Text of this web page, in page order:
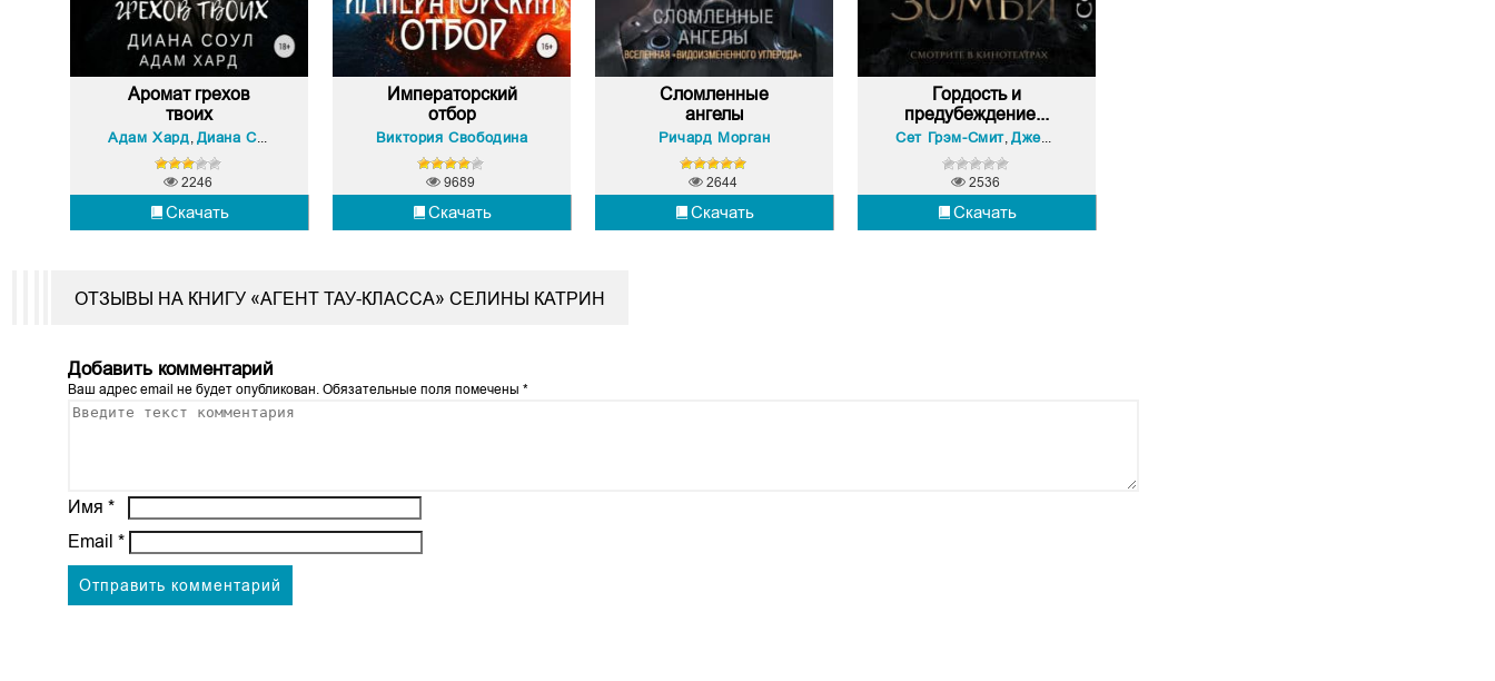
Аромат грехов
твоих
Адам Хард, Диана Соул
Скачать
2246
Императорский
отбор
Виктория Свободина
Скачать
9689
Сломленные
ангелы
Ричард Морган
Скачать
2644
Гордость и
предубеждение...
Сет Грэм-Смит,Джейн Остин
Скачать
2536
ОТЗЫВЫ НА КНИГУ «АГЕНТ ТАУ-КЛАССА» СЕЛИНЫ КАТРИН
Добавить комментарий
Ваш адрес email не будет опубликован. Обязательные поля помечены*
Имя*
Email*